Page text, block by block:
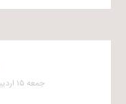
جمعه ۱۵ اردیبهشت ۱۳۸۵ در ۴:۲۹ قبل از ظهر